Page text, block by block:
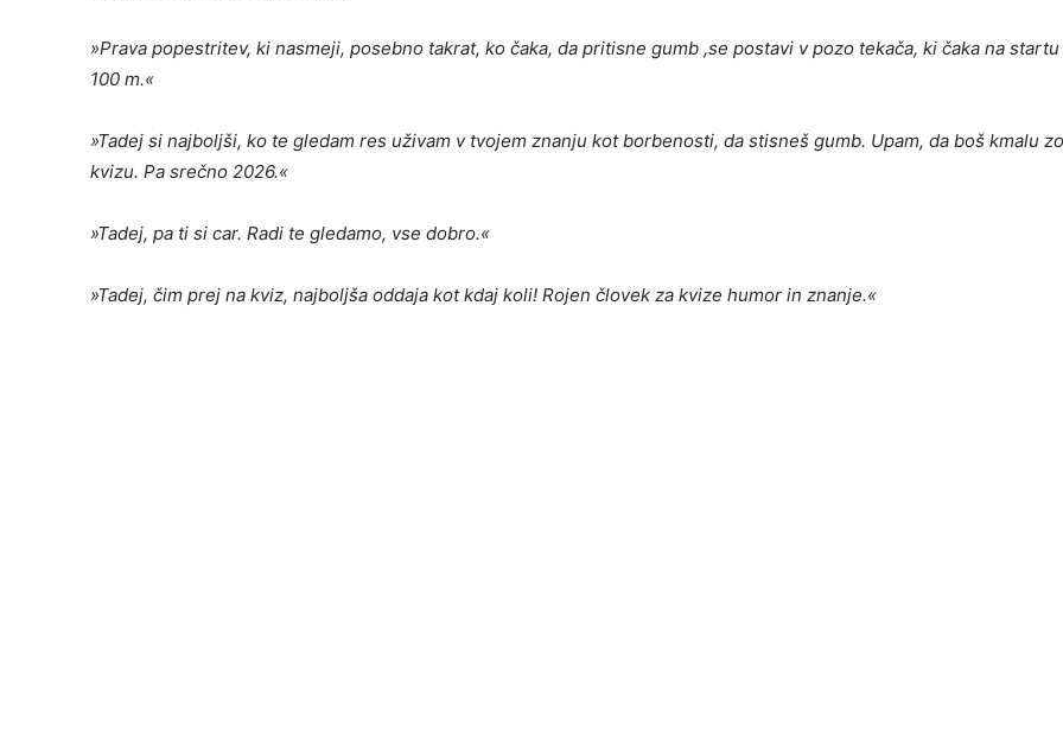
»Prava popestritev, ki nasmeji, posebno takrat, ko čaka, da pritisne gumb ,se postavi v pozo tekača, ki čaka na
100 m.«
»Tadej si najboljši, ko te gledam res uživam v tvojem znanju kot borbenosti, da stisneš gumb. Upam, da boš kmalu
kvizu. Pa srečno 2026.«
»Tadej, pa ti si car. Radi te gledamo, vse dobro.«
»Tadej, čim prej na kviz, najboljša oddaja kot kdaj koli! Rojen človek za kvize humor in znanje.«